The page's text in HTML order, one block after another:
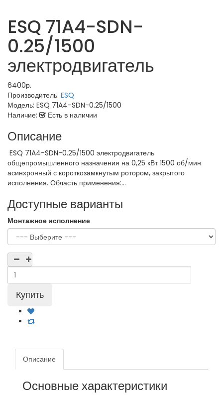
ESQ 71A4-SDN-
0.25/1500
электродвигатель
6400р.
Производитель: ESQ
Модель: ESQ 71A4-SDN-0.25/1500
Наличие:
Есть в наличии
Описание
ESQ 71A4-SDN-0.25/1500 электродвигатель
общепромышленного назначения на 0,25 кВт 1500 об/мин
асинхронный с короткозамкнутым ротором, закрытого
исполнения. Область применения:...
Доступные варианты
Монтажное исполнение
Описание
Основные характеристики